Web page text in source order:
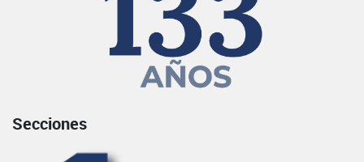
Secciones